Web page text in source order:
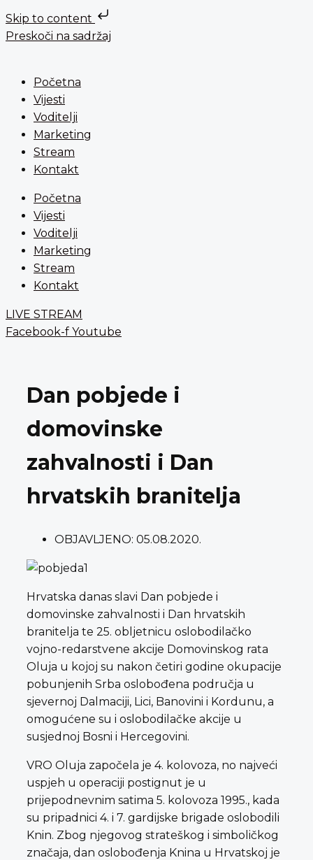
Skip to content
Preskoči na sadržaj
Početna
Vijesti
Voditelji
Marketing
Stream
Kontakt
Početna
Vijesti
Voditelji
Marketing
Stream
Kontakt
LIVE STREAM
Facebook-f Youtube
Dan pobjede i
domovinske
zahvalnosti i Dan
hrvatskih branitelja
OBJAVLJENO: 05.08.2020.
Hrvatska danas slavi Dan pobjede i
domovinske zahvalnosti i Dan hrvatskih
branitelja te 25. obljetnicu oslobodilačko
vojno-redarstvene akcije Domovinskog rata
Oluja u kojoj su nakon četiri godine okupacije
pobunjenih Srba oslobođena područja u
sjevernoj Dalmaciji, Lici, Banovini i Kordunu, a
omogućene su i oslobodilačke akcije u
susjednoj Bosni i Hercegovini.
VRO Oluja započela je 4. kolovoza, no najveći
uspjeh u operaciji postignut je u
prijepodnevnim satima 5. kolovoza 1995., kada
su pripadnici 4. i 7. gardijske brigade oslobodili
Knin. Zbog njegovog strateškog i simboličkog
značaja, dan oslobođenja Knina u Hrvatskoj je